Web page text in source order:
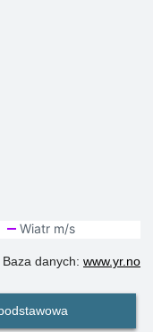
Baza danych: www.yr.no